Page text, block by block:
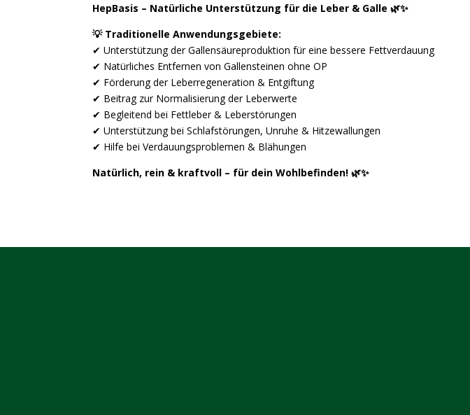
HepBasis – Natürliche Unterstützung für die Leber & Galle 🌿✨
💡 Traditionelle Anwendungsgebiete:
✔ Unterstützung der Gallensäureproduktion für eine bessere Fettverdauung
✔ Natürliches Entfernen von Gallensteinen ohne OP
✔ Förderung der Leberregeneration & Entgiftung
✔ Beitrag zur Normalisierung der Leberwerte
✔ Begleitend bei Fettleber & Leberstörungen
✔ Unterstützung bei Schlafstörungen, Unruhe & Hitzewallungen
✔ Hilfe bei Verdauungsproblemen & Blähungen
Natürlich, rein & kraftvoll – für dein Wohlbefinden! 🌿✨